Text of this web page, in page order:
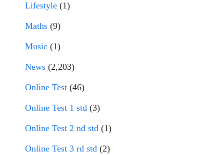
Lifestyle (1)
Maths (9)
Music (1)
News (2,203)
Online Test (46)
Online Test 1 std (3)
Online Test 2 nd std (1)
Online Test 3 rd std (2)